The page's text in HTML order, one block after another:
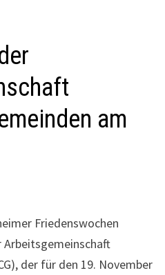
am
Friedenswochen
der für den 19. November